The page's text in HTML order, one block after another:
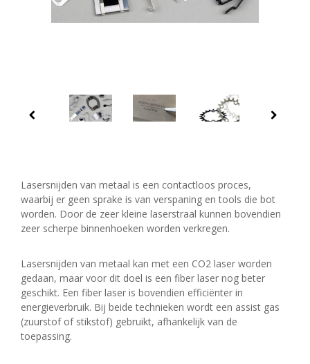
Lasersnijden van metaal is een contactloos proces,
waarbij er geen sprake is van verspaning en tools die bot
worden. Door de zeer kleine laserstraal kunnen bovendien
zeer scherpe binnenhoeken worden verkregen.
Lasersnijden van metaal kan met een CO2 laser worden
gedaan, maar voor dit doel is een fiber laser nog beter
geschikt. Een fiber laser is bovendien efficiënter in
energieverbruik. Bij beide technieken wordt een assist gas
(zuurstof of stikstof) gebruikt, afhankelijk van de
toepassing.